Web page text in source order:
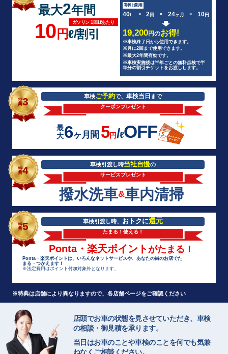
最大2年間
10 円ℓ/割引
ガソリン 1回1ℓあたり
割引適用
40L × 2回 × 24ヶ月 × 10 円
19,200円のお得!
※車検終了日から使用できます。
※月に2回まで使用できます。
※最大2年間有効です。
※車検実施後は半年ごとの無料点検で半
年分の割引チケットをお渡しします。
特
典3 車検ご予約で、車検当日 まで
クーポンプレゼント
最
大6ヶ月間 5円/ℓOFF
特
典4 車検引渡し時当社自慢の
サービスプレゼント
撥水洗車&車内清掃
特
典5 車検引渡し時、 おトクに還元
たまる！使える！
Ponta・楽天ポイント がたまる！
Ponta・楽天ポイントは、いろんなネットサービスや、あなたの街のお店でた
まる・つかえます！
※法定費用はポイント付加対象外となります。
※特典は店舗により異なりますので、各店舗ページをご確認ください
店頭でお車の状態を見させていただき、車検
の相談・御見積を承ります。
当日はお車のことや車検のことを何でも気兼
ねなくご相談ください。